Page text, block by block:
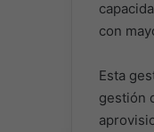
con
Esta
gestión